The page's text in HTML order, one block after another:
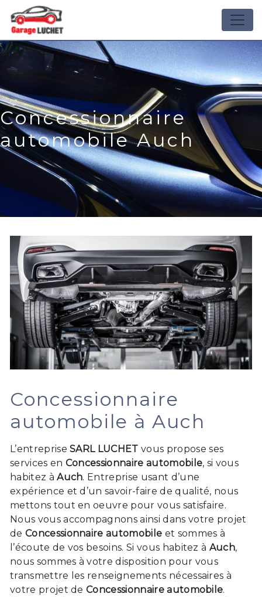
Panneau de gestion des cookies
Concessionnaire
automobile Auch
Concessionnaire
automobile à Auch
L’entrepriseSARL LUCHET vous propose ses
services en Concessionnaire automobile, si vous
habitez àAuch. Entreprise usant d’une
expérience et d’un savoir-faire de qualité, nous
mettons tout en oeuvre pour vous satisfaire.
Nous vous accompagnons ainsi dans votre projet
de Concessionnaire automobile et sommes à
l’écoute de vos besoins. Si vous habitez à Auch,
nous sommes à votre disposition pour vous
transmettre les renseignements nécessaires à
votre projet deConcessionnaire automobile.